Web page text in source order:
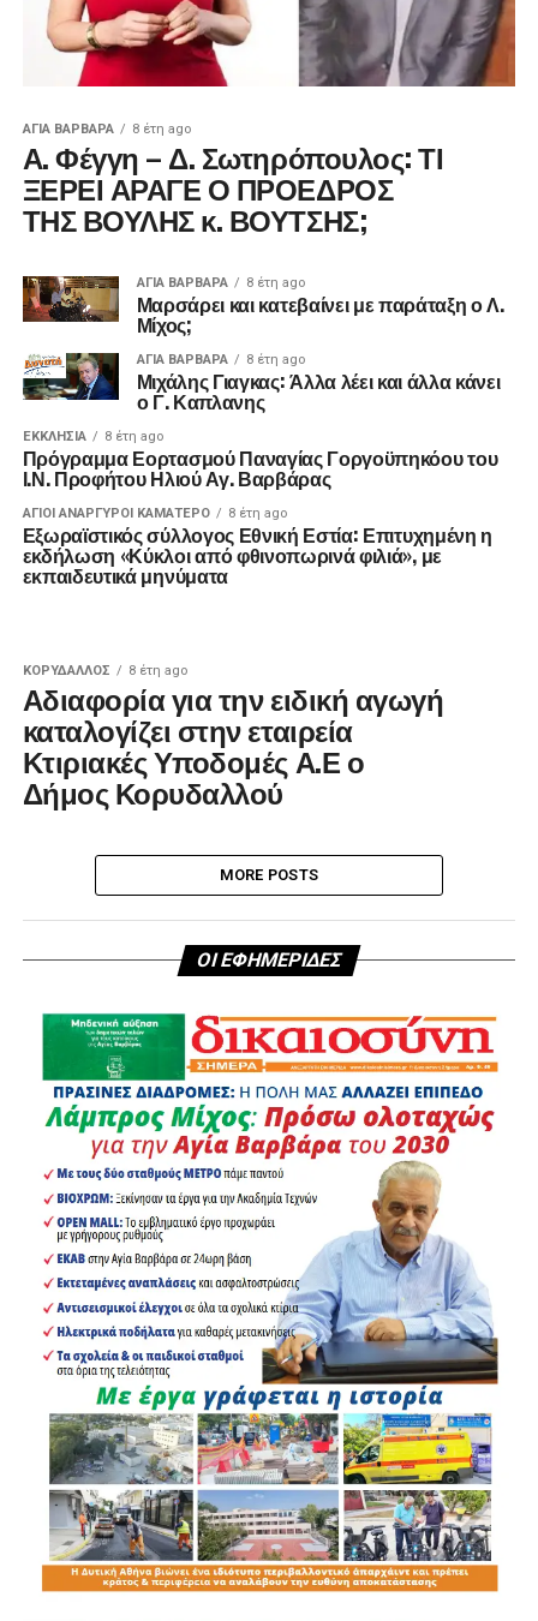
ΑΓΙΑ ΒΑΡΒΑΡΑ 8 έτη ago
Α. Φέγγη – Δ. Σωτηρόπουλος: ΤΙ
ΞΕΡΕΙ ΑΡΑΓΕ Ο ΠΡΟΕΔΡΟΣ
ΤΗΣ ΒΟΥΛΗΣ κ. ΒΟΥΤΣΗΣ;
ΑΓΙΑ ΒΑΡΒΑΡΑ 8 έτη ago
Μαρσάρει και κατεβαίνει με παράταξη ο Λ.
Μίχος;
ΑΓΙΑ ΒΑΡΒΑΡΑ 8 έτη ago
Μιχάλης Γιαγκας: Άλλα λέει και άλλα κάνει
ο Γ. Καπλανης
ΕΚΚΛΗΣΊΑ 8 έτη ago
Πρόγραμμα Εορτασμού Παναγίας Γοργοϋπηκόου του
Ι.Ν. Προφήτου Ηλιού Αγ. Βαρβάρας
ΑΓΙΟΙ ΑΝΑΡΓΥΡΟΙ ΚΑΜΑΤΕΡΟ 8 έτη ago
Εξωραϊστικός σύλλογος Εθνική Εστία: Επιτυχημένη η
εκδήλωση «Κύκλοι από φθινοπωρινά φιλιά», με
εκπαιδευτικά μηνύματα
ΚΟΡΥΔΑΛΛΟΣ 8 έτη ago
Αδιαφορία για την ειδική αγωγή
καταλογίζει στην εταιρεία
Κτιριακές Υποδομές Α.Ε ο
Δήμος Κορυδαλλού
MORE POSTS
ΟΙ ΕΦΗΜΕΡΙΔΕΣ